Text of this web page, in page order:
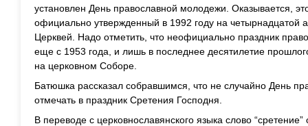
установлен День православной молодежи. Оказывается,
официально утвержденный в 1992 году на четырнадцатой
Церквей. Надо отметить, что неофициально праздник
еще с 1953 года, и лишь в последнее десятилетие
на церковном Соборе.
Батюшка рассказал собравшимся, что не случайно День
отмечать в праздник Сретения Господня.
В переводе с церковнославянского языка слово